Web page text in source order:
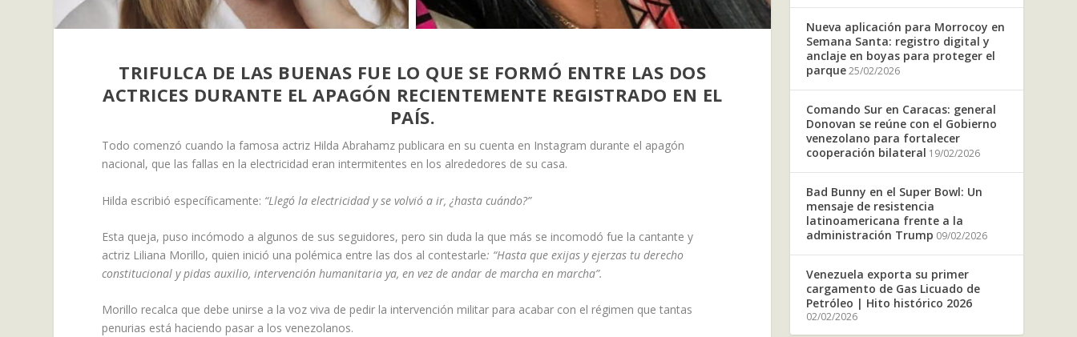
TRIFULCA DE LAS BUENAS FUE LO QUE SE FORMÓ ENTRE LAS DOS
ACTRICES DURANTE EL APAGÓN RECIENTEMENTE REGISTRADO EN EL
PAÍS.
Todo comenzó cuando la famosa actriz Hilda Abrahamz publicara en su cuenta en Instagram durante el apagón
nacional, que las fallas en la electricidad eran intermitentes en los alrededores de su casa.
Hilda escribió específicamente: “Llegó la electricidad y se volvió a ir, ¿hasta cuándo?”
Esta queja, puso incómodo a algunos de sus seguidores, pero sin duda la que más se incomodó fue la cantante y
actriz Liliana Morillo, quien inició una polémica entre las dos al contestarle: “Hasta que exijas y ejerzas tu derecho
constitucional y pidas auxilio, intervención humanitaria ya, en vez de andar de marcha en marcha”.
Morillo recalca que debe unirse a la voz viva de pedir la intervención militar para acabar con el régimen que tantas
penurias está haciendo pasar a los venezolanos.
Nueva aplicación para Morrocoy en
Semana Santa: registro digital y
anclaje en boyas para proteger el
parque25/02/2026
Comando Sur en Caracas: general
Donovan se reúne con el Gobierno
venezolano para fortalecer
cooperación bilateral 19/02/2026
Bad Bunny en el Super Bowl: Un
mensaje de resistencia
latinoamericana frente a la
administración Trump 09/02/2026
Venezuela exporta su primer
cargamento de Gas Licuado de
Petróleo | Hito histórico 2026
02/02/2026